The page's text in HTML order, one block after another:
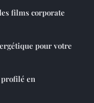
films corporate
pour votre
en